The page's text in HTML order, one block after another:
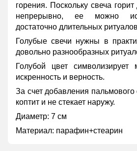
горения. Поскольку свеча
непрерывно, ее можно
достаточно длительных
Голубые свечи нужны в
довольно разнообразных
Голубой цвет символизирует
искренность и верность.
За счет добавления пальмового
коптит и не стекает наружу.
Диаметр: 7 см
Материал: парафин+стеарин